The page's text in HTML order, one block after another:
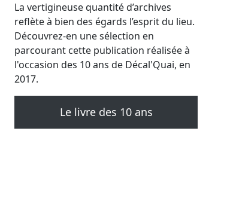
La vertigineuse quantité d’archives
reflète à bien des égards l’esprit du lieu.
Découvrez-en une sélection en
parcourant cette publication réalisée à
l'occasion des 10 ans de Décal'Quai, en
2017.
Le livre des 10 ans